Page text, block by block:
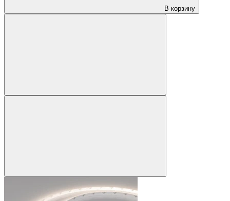
В корзину